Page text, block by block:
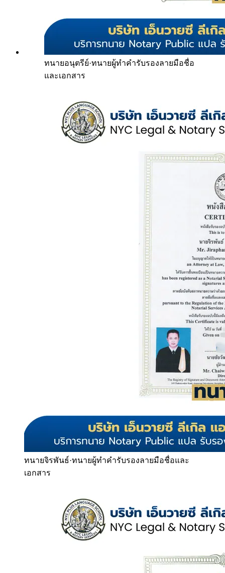
ทนายอนุตรีย์·ทนายผู้ทำคำรับรองลายมือชื่อ
และเอกสาร
ทนายจิรพันธ์·ทนายผู้ทำคำรับรองลายมือชื่อและ
เอกสาร